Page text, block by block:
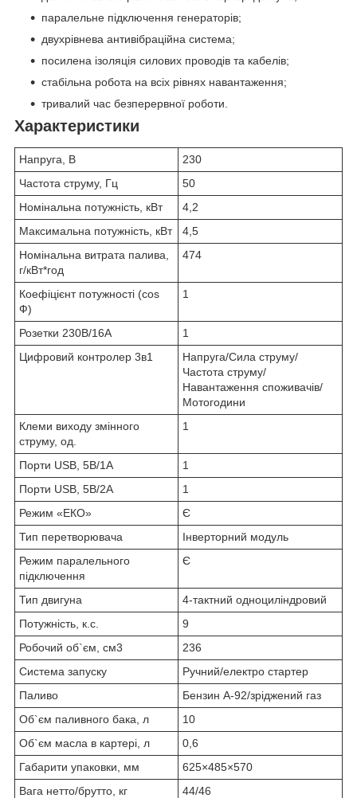
паралельне підключення генераторів;
двухрівнева антивібраційна система;
посилена ізоляція силових проводів та кабелів;
стабільна робота на всіх рівнях навантаження;
тривалий час безперервної роботи.
Характеристики
Напруга, В
230
Частота струму, Гц
50
Номінальна потужність, кВт
4,2
Максимальна потужність, кВт
4,5
Номінальна витрата палива,
г/кВт*год
474
Коефіцієнт потужності (сos
Ф)
1
Розетки 230В/16А
1
Цифровий контролер 3в1
Напруга/Сила струму/
Частота струму/
Навантаження споживачів/
Мотогодини
Клеми виходу змінного
струму, од.
1
Порти USB, 5В/1А
1
Порти USB, 5В/2А
1
Режим «ЕКО»
Є
Тип перетворювача
Інверторний модуль
Режим паралельного
підключення
Є
Тип двигуна
4-тактний одноциліндровий
Потужність, к.с.
9
Робочий об`єм, см3
236
Система запуску
Ручний/електро стартер
Паливо
Бензин А-92/зріджений газ
Об`єм паливного бака, л
10
Об`єм масла в картері, л
0,6
Габарити упаковки, мм
625×485×570
Вага нетто/брутто, кг
44/46